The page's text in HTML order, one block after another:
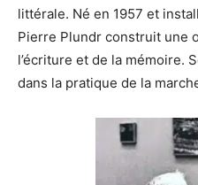
littérale. Né en 1957 et
Pierre Plundr construit une
l’écriture et de la mémoire.
dans la pratique de la